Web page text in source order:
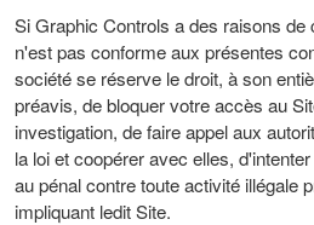
Si Graphic Controls a des raisons de
n'est pas conforme aux présentes
société se réserve le droit, à son
préavis, de bloquer votre accès au
investigation, de faire appel aux
la loi et coopérer avec elles,
au pénal contre toute activité illégale
impliquant ledit Site.